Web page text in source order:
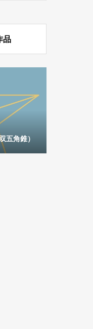
品
五角錐）